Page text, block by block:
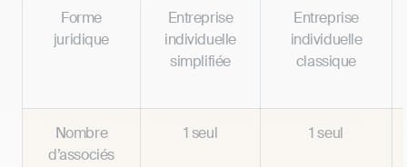
Forme
juridique
Entreprise
individuelle
simplifiée
Entreprise
individuelle
classique
Nombre
d’associés
1 seul 1 seul